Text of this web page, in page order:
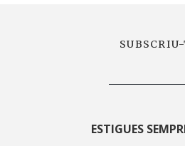
ESTIGUES